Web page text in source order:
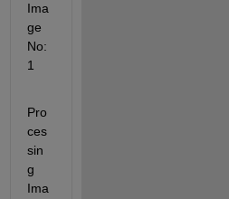
Ima
ge
No:
1
Pro
ces
sin
g
Ima